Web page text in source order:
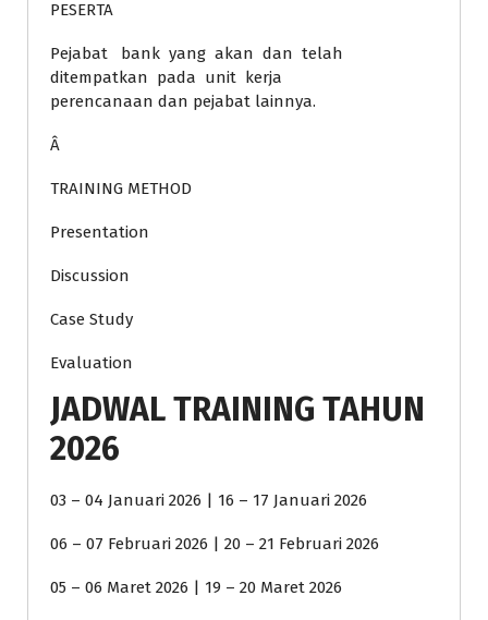
PESERTA
Pejabat bank yang akan dan telah
ditempatkan pada unit kerja
perencanaan dan pejabat lainnya.
Â
TRAINING METHOD
Presentation
Discussion
Case Study
Evaluation
JADWAL TRAINING TAHUN
2026
03 – 04 Januari 2026 | 16 – 17 Januari 2026
06 – 07 Februari 2026 | 20 – 21 Februari 2026
05 – 06 Maret 2026 | 19 – 20 Maret 2026